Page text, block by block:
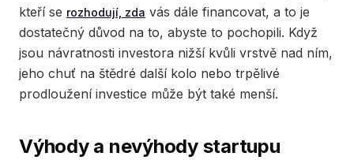
kteří se rozhodují, zda vás dále financovat, a to je
dostatečný důvod na to, abyste to pochopili. Když
jsou návratnosti investora nižší kvůli vrstvě nad ním,
jeho chuť na štědré další kolo nebo trpělivé
prodloužení investice může být také menší.
Výhody a nevýhody startupu